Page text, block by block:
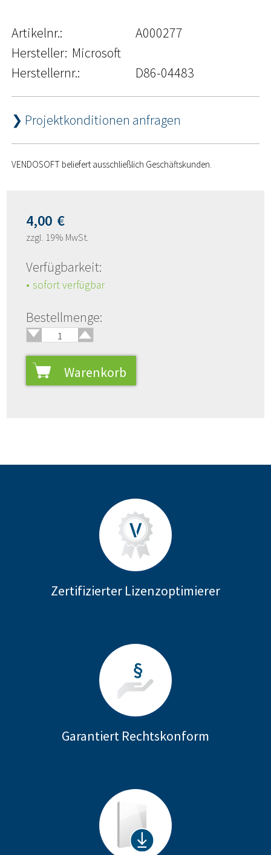
Artikelnr.:
A000277
Hersteller: Microsoft
Herstellernr.:
D86-04483
❯ Projektkonditionen anfragen
VENDOSOFT beliefert ausschließlich Geschäftskunden.
4,00 €
zzgl. 19% MwSt.
Verfügbarkeit:
sofort verfügbar
Bestellmenge:
🢓
🢑
Zertifizierter Lizenzoptimierer
Garantiert Rechtskonform